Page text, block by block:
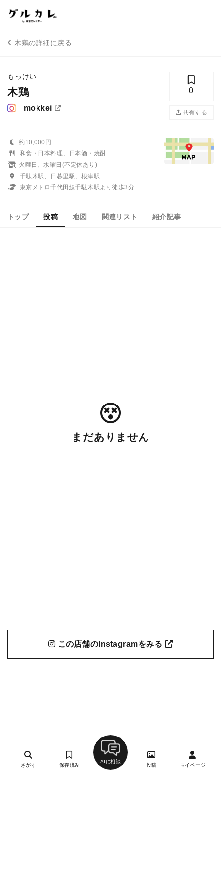
木鶏の詳細に戻る
もっけい
木鶏
_mokkei
0
共有する
約10,000円
和食・日本料理、日本酒・焼酎
火曜日、水曜日(不定休あり)
千駄木駅、日暮里駅、根津駅
東京メトロ千代田線千駄木駅より徒歩3分
トップ 投稿 地図 関連リスト 紹介記事
まだありません
この店舗のInstagramをみる
さがす 保存済み
AIに相談
投稿 マイページ